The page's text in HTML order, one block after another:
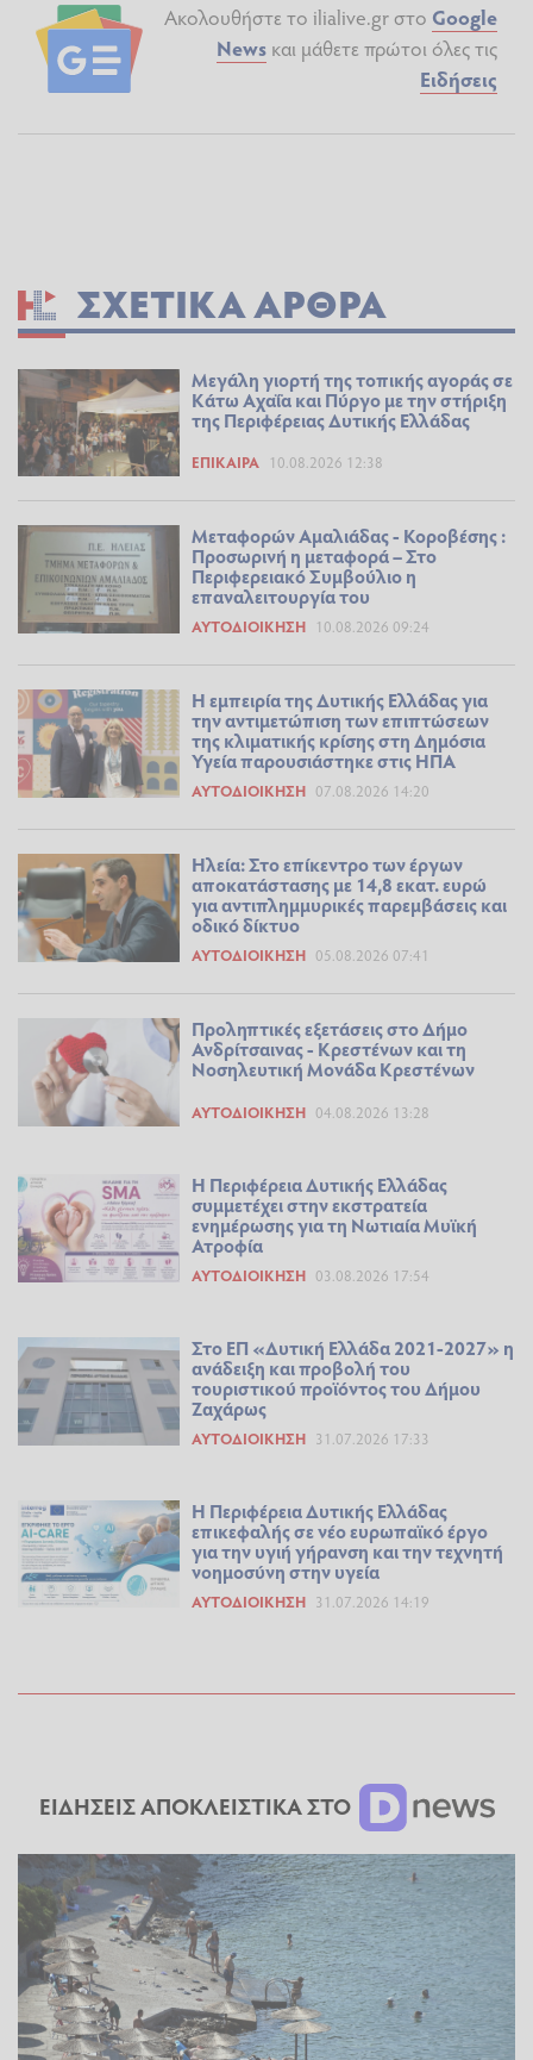
Ακολουθήστε το ilialive.gr στο Google
News και μάθετε πρώτοι όλες τις
Ειδήσεις
ΣΧΕΤΙΚΆ ΆΡΘΡΑ
Μεγάλη γιορτή της τοπικής αγοράς σε
Κάτω Αχαΐα και Πύργο με την στήριξη
της Περιφέρειας Δυτικής Ελλάδας
ΕΠΊΚΑΙΡΑ 10.08.2026 12:38
Μεταφορών Αμαλιάδας - Κοροβέσης :
Προσωρινή η μεταφορά – Στο
Περιφερειακό Συμβούλιο η
επαναλειτουργία του
ΑΥΤΟΔΙΟΊΚΗΣΗ 10.08.2026 09:24
Η εμπειρία της Δυτικής Ελλάδας για
την αντιμετώπιση των επιπτώσεων
της κλιματικής κρίσης στη Δημόσια
Υγεία παρουσιάστηκε στις ΗΠΑ
ΑΥΤΟΔΙΟΊΚΗΣΗ 07.08.2026 14:20
Ηλεία: Στο επίκεντρο των έργων
αποκατάστασης με 14,8 εκατ. ευρώ
για αντιπλημμυρικές παρεμβάσεις και
οδικό δίκτυο
ΑΥΤΟΔΙΟΊΚΗΣΗ 05.08.2026 07:41
Προληπτικές εξετάσεις στο Δήμο
Ανδρίτσαινας - Κρεστένων και τη
Νοσηλευτική Μονάδα Κρεστένων
ΑΥΤΟΔΙΟΊΚΗΣΗ 04.08.2026 13:28
Η Περιφέρεια Δυτικής Ελλάδας
συμμετέχει στην εκστρατεία
ενημέρωσης για τη Νωτιαία Μυϊκή
Ατροφία
ΑΥΤΟΔΙΟΊΚΗΣΗ 03.08.2026 17:54
Στο ΕΠ «Δυτική Ελλάδα 2021-2027» η
ανάδειξη και προβολή του
τουριστικού προϊόντος του Δήμου
Ζαχάρως
ΑΥΤΟΔΙΟΊΚΗΣΗ 31.07.2026 17:33
Η Περιφέρεια Δυτικής Ελλάδας
επικεφαλής σε νέο ευρωπαϊκό έργο
για την υγιή γήρανση και την τεχνητή
νοημοσύνη στην υγεία
ΑΥΤΟΔΙΟΊΚΗΣΗ 31.07.2026 14:19
ΕΙΔΗΣΕΙΣ ΑΠΟΚΛΕΙΣΤΙΚΑ ΣΤΟ